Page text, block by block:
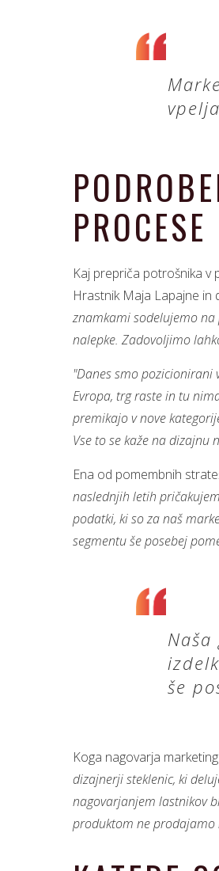
PROCESE
Kaj prepriča potrošnika v
Hrastnik Maja Lapajne in
znamkami sodelujemo
nalepke. Zadovoljimo
"Danes smo
Evropa, trg raste in tu
premikajo v nove
Vse to se kaže na dizajnu
Ena od pomembnih
naslednjih letih
podatki, ki so za naš
segmentu še posebej
še
Koga nagovarja
dizajnerji steklenic, ki
nagovarjanjem lastnikov
produktom ne prodajamo